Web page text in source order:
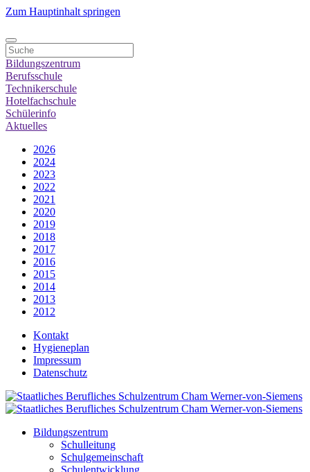
Zum Hauptinhalt springen
Bildungszentrum
Berufsschule
Technikerschule
Hotelfachschule
Schülerinfo
Aktuelles
2026
2024
2023
2022
2021
2020
2019
2018
2017
2016
2015
2014
2013
2012
Kontakt
Hygieneplan
Impressum
Datenschutz
Bildungszentrum
Schulleitung
Schulgemeinschaft
Schulentwicklung